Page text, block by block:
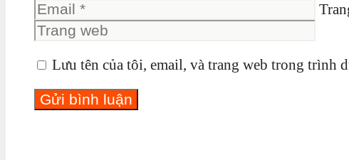
Lưu tên của tôi, email, và trang web trong trình